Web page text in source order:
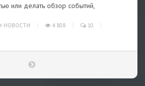
или делать обзор событий,
НОВОСТИ 4 808 10